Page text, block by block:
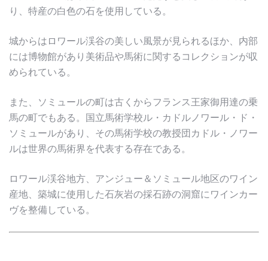
り、特産の白色の石を使用している。
城からはロワール渓谷の美しい風景が見られるほか、内部
には博物館があり美術品や馬術に関するコレクションが収
められている。
また、ソミュールの町は古くからフランス王家御用達の乗
馬の町でもある。国立馬術学校ル・カドルノワール・ド・
ソミュールがあり、その馬術学校の教授団カドル・ノワー
ルは世界の馬術界を代表する存在である。
ロワール渓谷地方、アンジュー＆ソミュール地区のワイン
産地、築城に使用した石灰岩の採石跡の洞窟にワインカー
ヴを整備している。